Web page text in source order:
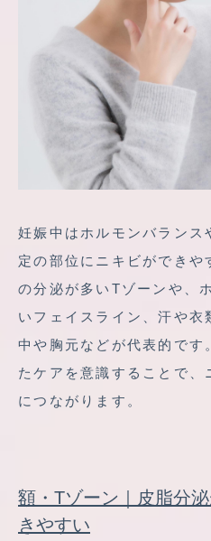
妊娠中はホルモンバランス
定の部位にニキビができや
の分泌が多いTゾーンや、
いフェイスライン、汗や衣
中や胸元などが代表的です
たケアを意識することで、
につながります。
額・Tゾーン｜皮脂分
きやすい